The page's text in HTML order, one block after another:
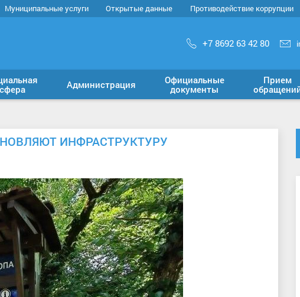
Муниципальные услуги Открытые данные Противодействие коррупции
+7 8692 63 42 80
сфера
Администрация
Официальные
документы
Прием
ИНФРАСТРУКТУРУ